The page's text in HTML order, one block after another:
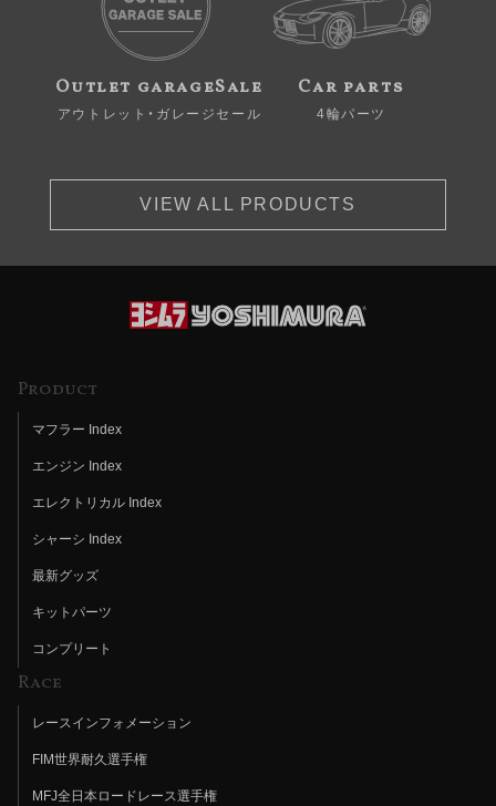
Outlet garageSale
アウトレット・ガレージセール
Car parts
4輪パーツ
VIEW ALL PRODUCTS
Product
マフラー Index
エンジン Index
エレクトリカル Index
シャーシ Index
最新グッズ
キットパーツ
コンプリート
Race
レースインフォメーション
FIM世界耐久選手権
MFJ全日本ロードレース選手権